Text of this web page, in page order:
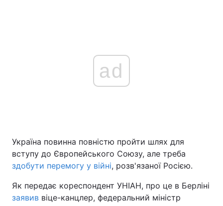
ad
Україна повинна повністю пройти шлях для
вступу до Європейського Союзу, але треба
здобути перемогу у війні, розв'язаної Росією.
Як передає кореспондент УНІАН, про це в Берліні
заявив віце-канцлер, федеральний міністр